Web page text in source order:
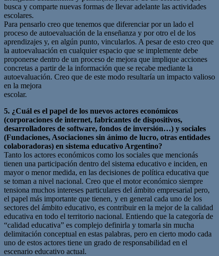
busca y comparte nuevas formas de llevar adelante las actividades
escolares.
Para pensarlo creo que tenemos que diferenciar por un lado el
proceso de autoevaluación de la enseñanza y por otro el de los
aprendizajes y, en algún punto, vincularlos. A pesar de esto creo que
la autoevaluación en cualquier espacio que se implemente debe
proponerse dentro de un proceso de mejora que implique acciones
concretas a partir de la información que se recabe mediante la
autoevaluación. Creo que de este modo resultaría un impacto valioso
en la mejora
escolar.
5. ¿Cuál es el papel de los nuevos actores económicos
(corporaciones de internet, fabricantes de dispositivos,
desarrolladores de software, fondos de inversión…) y sociales
(Fundaciones, Asociaciones sin ánimo de lucro, otras entidades
colaboradoras) en sistema educativo Argentino?
Tanto los actores económicos como los sociales que mencionás
tienen una participación dentro del sistema educativo e inciden, en
mayor o menor medida, en las decisiones de política educativa que
se toman a nivel nacional. Creo que el motor económico siempre
tensiona muchos intereses particulares del ámbito empresarial pero,
el papel más importante que tienen, y en general cada uno de los
sectores del ámbito educativo, es contribuir en la mejor de la calidad
educativa en todo el territorio nacional. Entiendo que la categoría de
“calidad educativa” es complejo definirla y tomarla sin mucha
delimitación conceptual en estas palabras, pero en cierto modo cada
uno de estos actores tiene un grado de responsabilidad en el
escenario educativo actual.